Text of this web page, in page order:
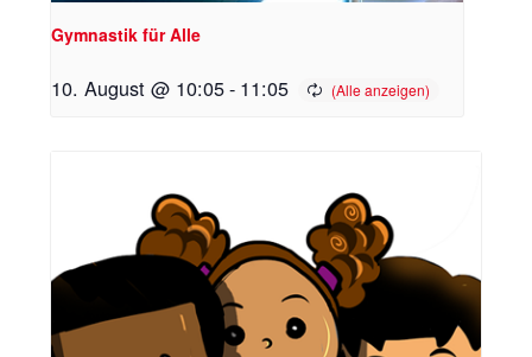
Gymnastik für Alle
10. August @ 10:05- 11:05